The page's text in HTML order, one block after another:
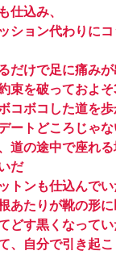
仕込み、
ション代わりに
だけで足に痛みが
束を破っておよ
コボコした道を
ートどころじゃな
道の途中で座れ
だ
トンも仕込んでい
あたりが靴の形
どす黒くなってい
、自分で引き起